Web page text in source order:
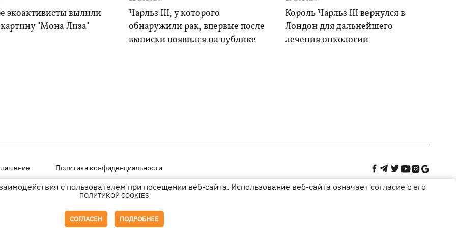
экоактивисты вылили
"Мона Лиза"
Чарльз III, у которого
обнаружили рак, впервые после
выписки появился на публике
Король Чарльз III вернулся в
Лондон для дальнейшего
лечения онкологии
Политика конфиденциальности
на правах рекламыс пользователем при посещении веб-сайта. Использование веб-сайта означает согласие с его
ПОЛИТИКОЙ COOKIES
СОГЛАСЕН ПОДРОБНЕЕ